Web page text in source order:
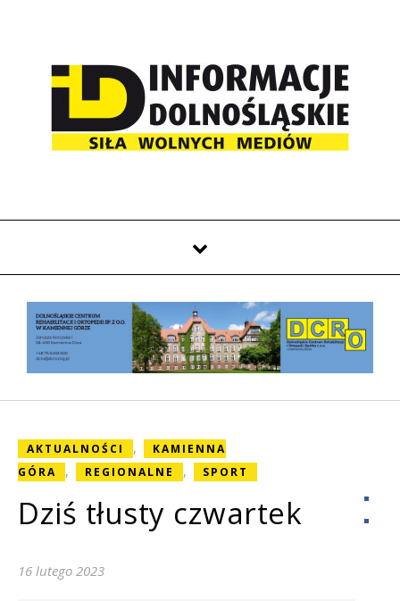
AKTUALNOŚCI ,
KAMIENNA
GÓRA
, REGIONALNE , SPORT
Dziś tłusty czwartek
16 lutego 2023